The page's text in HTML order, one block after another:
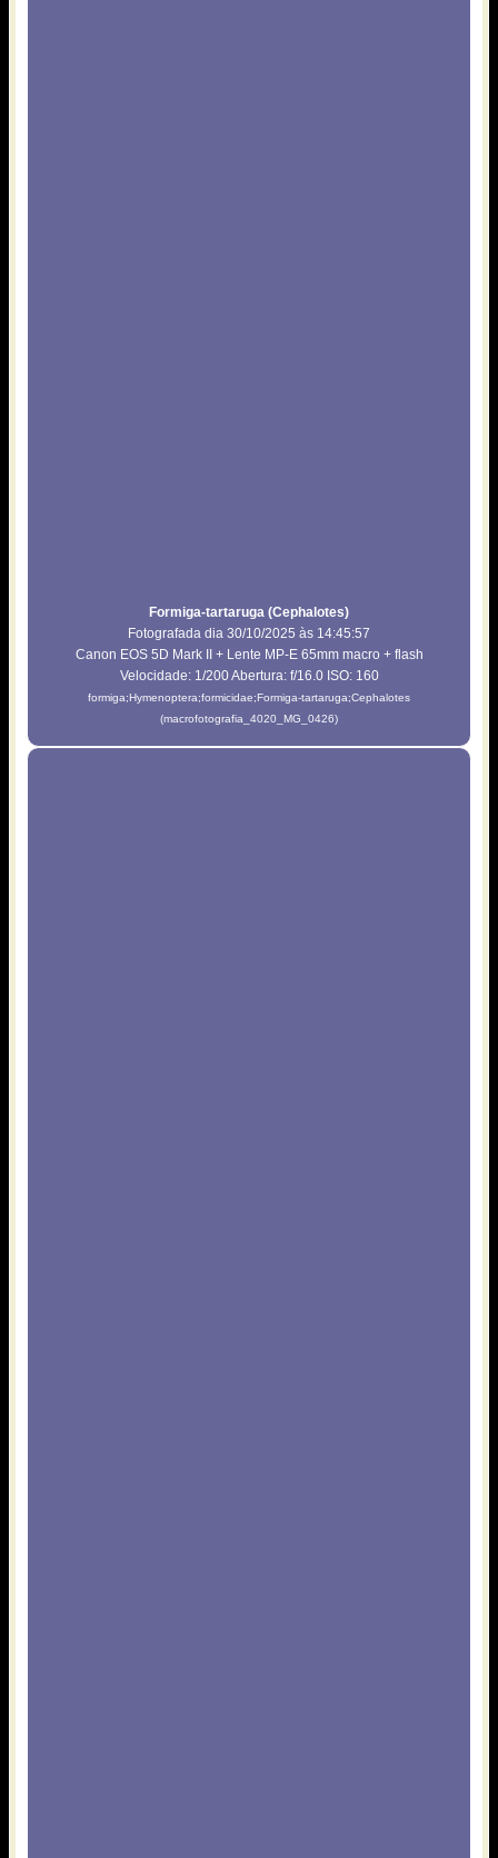
Formiga-tartaruga (Cephalotes)
Fotografada dia 30/10/2025 às 14:45:57
Canon EOS 5D Mark II + Lente MP-E 65mm macro + flash
Velocidade: 1/200 Abertura: f/16.0 ISO: 160
formiga;Hymenoptera;formicidae;Formiga-tartaruga;Cephalotes
(macrofotografia_4020_MG_0426)